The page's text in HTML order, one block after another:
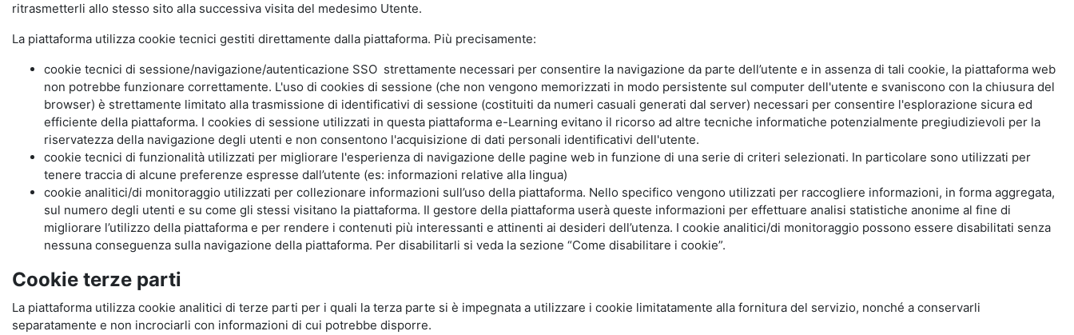
ritrasmetterli allo stesso sito alla successiva visita del medesimo Utente.
La piattaforma utilizza cookie tecnici gestiti direttamente dalla piattaforma. Più precisamente:
cookie tecnici di sessione/navigazione/autenticazione SSO strettamente necessari per consentire la navigazione da parte dell’utente e in assenza di tali cookie, la piattaforma web
non potrebbe funzionare correttamente. L'uso di cookies di sessione (che non vengono memorizzati in modo persistente sul computer dell'utente e svaniscono con la chiusura del
browser) è strettamente limitato alla trasmissione di identificativi di sessione (costituiti da numeri casuali generati dal server) necessari per consentire l'esplorazione sicura ed
efficiente della piattaforma. I cookies di sessione utilizzati in questa piattaforma e-Learning evitano il ricorso ad altre tecniche informatiche potenzialmente pregiudizievoli per la
riservatezza della navigazione degli utenti e non consentono l'acquisizione di dati personali identificativi dell'utente.
cookie tecnici di funzionalità utilizzati per migliorare l'esperienza di navigazione delle pagine web in funzione di una serie di criteri selezionati. In particolare sono utilizzati per
tenere traccia di alcune preferenze espresse dall’utente (es: informazioni relative alla lingua)
cookie analitici/di monitoraggio utilizzati per collezionare informazioni sull’uso della piattaforma. Nello specifico vengono utilizzati per raccogliere informazioni, in forma aggregata,
sul numero degli utenti e su come gli stessi visitano la piattaforma. Il gestore della piattaforma userà queste informazioni per effettuare analisi statistiche anonime al fine di
migliorare l’utilizzo della piattaforma e per rendere i contenuti più interessanti e attinenti ai desideri dell’utenza. I cookie analitici/di monitoraggio possono essere disabilitati senza
nessuna conseguenza sulla navigazione della piattaforma. Per disabilitarli si veda la sezione “Come disabilitare i cookie”.
Cookie terze parti
La piattaforma utilizza cookie analitici di terze parti per i quali la terza parte si è impegnata a utilizzare i cookie limitatamente alla fornitura del servizio, nonché a conservarli
separatamente e non incrociarli con informazioni di cui potrebbe disporre.